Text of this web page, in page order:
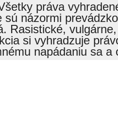
práva
sú názormi
Rasistické,
si vyhradzuje
napádaniu sa